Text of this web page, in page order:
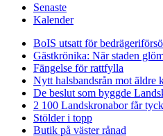
Senaste
Kalender
BoIS utsatt för
Gästkrönika: När staden
Fängelse för rattfylla
Nytt halsbandsrån mot äldre
De beslut som byggde
2 100 Landskronabor får
Stölder i topp
Butik på väster rånad